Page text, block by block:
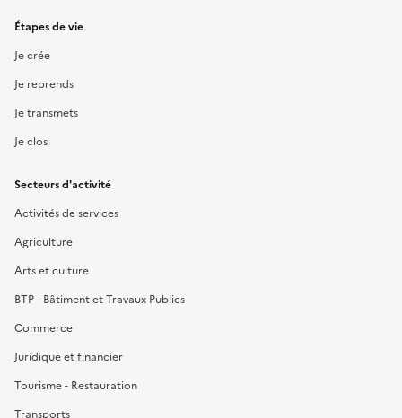
Étapes de vie
Je crée
Je reprends
Je transmets
Je clos
Secteurs d'activité
Activités de services
Agriculture
Arts et culture
BTP - Bâtiment et Travaux Publics
Commerce
Juridique et financier
Tourisme - Restauration
Transports